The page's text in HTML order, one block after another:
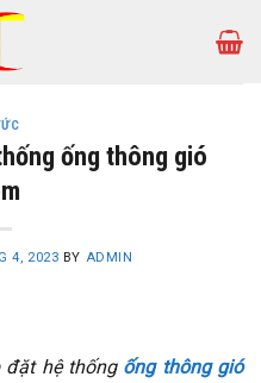
ống thông gió
4, 2023 BY ADMIN
đặt hệ thốngống thông gió